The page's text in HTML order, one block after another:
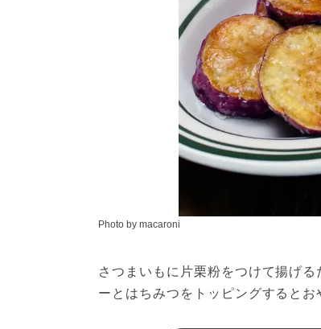
Photo by macaroni
さつまいもに片栗粉をつけて揚げ
ーとはちみつをトッピングするとお